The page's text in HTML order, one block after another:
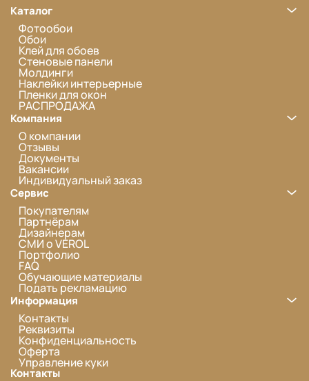
Каталог
Фотообои
Обои
Клей для обоев
Стеновые панели
Молдинги
Наклейки интерьерные
Пленки для окон
РАСПРОДАЖА
Компания
О компании
Отзывы
Документы
Вакансии
Индивидуальный заказ
Сервис
Покупателям
Партнёрам
Дизайнерам
СМИ о VEROL
Портфолио
FAQ
Обучающие материалы
Подать рекламацию
Информация
Контакты
Реквизиты
Конфиденциальность
Оферта
Управление куки
Контакты